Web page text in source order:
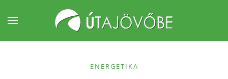
Fő tartalom átugrása
ENERGETIKA